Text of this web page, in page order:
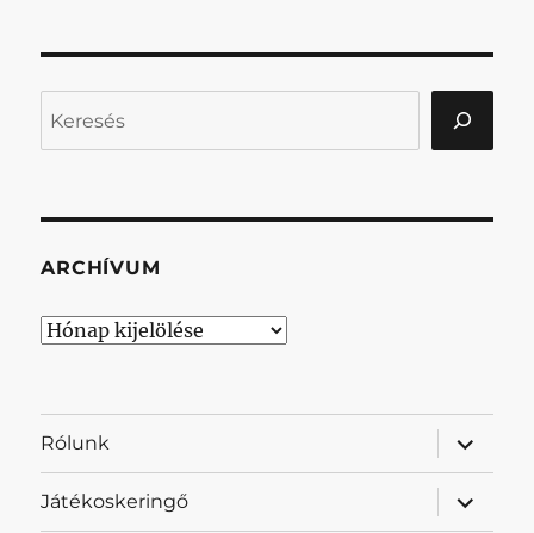
ARCHÍVUM
Archívum
Rólunk
almenü
Játékoskeringő
almenü